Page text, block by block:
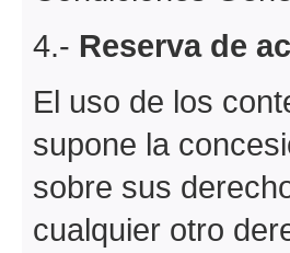
4.- Reserva de
El uso de los
supone la
sobre sus
cualquier otro